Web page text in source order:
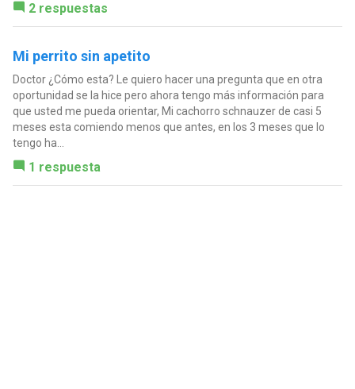
2 respuestas
Mi perrito sin apetito
Doctor ¿Cómo esta? Le quiero hacer una pregunta que en otra
oportunidad se la hice pero ahora tengo más información para
que usted me pueda orientar, Mi cachorro schnauzer de casi 5
meses esta comiendo menos que antes, en los 3 meses que lo
tengo ha...
1 respuesta